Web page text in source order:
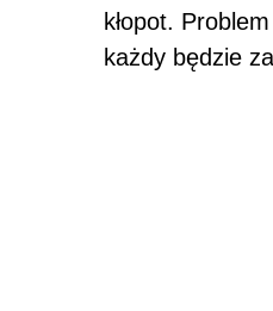
kłopot.
każdy będzie